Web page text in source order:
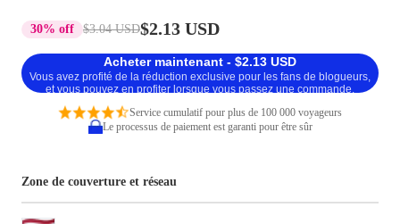
30% off $3.04 USD$2.13 USD
Acheter maintenant - $2.13 USD
Vous avez profité de la réduction exclusive pour les fans de blogueurs,
et vous pouvez en profiter lorsque vous passez une commande.
Service cumulatif pour plus de 100 000 voyageurs
Le processus de paiement est garanti pour être sûr
Zone de couverture et réseau